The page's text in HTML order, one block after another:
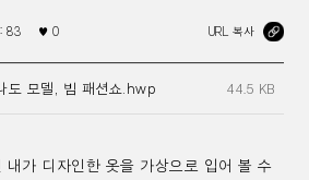
:83 ♥ 0 URL 복사
도 모델, 빔 패션쇼.hwp 44.5 KB
내가 디자인한 옷을 가상으로 입어 볼 수